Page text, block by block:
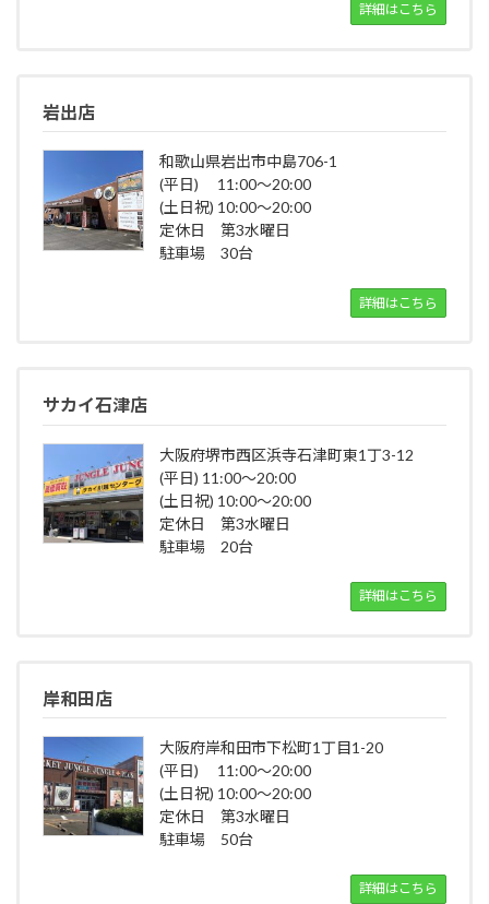
詳細はこちら
岩出店
和歌山県岩出市中島706-1
(平日) 11:00～20:00
(土日祝) 10:00～20:00
定休日 第3水曜日
駐車場 30台
詳細はこちら
サカイ石津店
大阪府堺市西区浜寺石津町東1丁3-12
(平日) 11:00～20:00
(土日祝) 10:00～20:00
定休日 第3水曜日
駐車場 20台
詳細はこちら
岸和田店
大阪府岸和田市下松町1丁目1-20
(平日) 11:00～20:00
(土日祝) 10:00～20:00
定休日 第3水曜日
駐車場 50台
詳細はこちら